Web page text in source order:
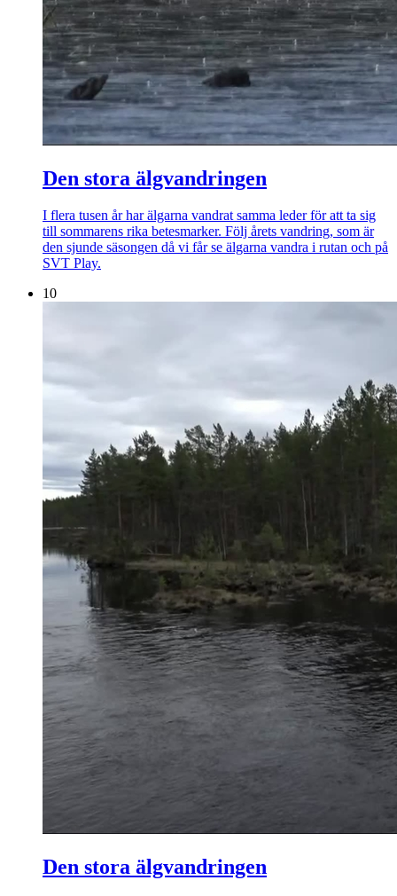
Den stora älgvandringen
I flera tusen år har älgarna vandrat samma leder för att ta sig
till sommarens rika betesmarker. Följ årets vandring, som är
den sjunde säsongen då vi får se älgarna vandra i rutan och på
SVT Play.
10
Den stora älgvandringen